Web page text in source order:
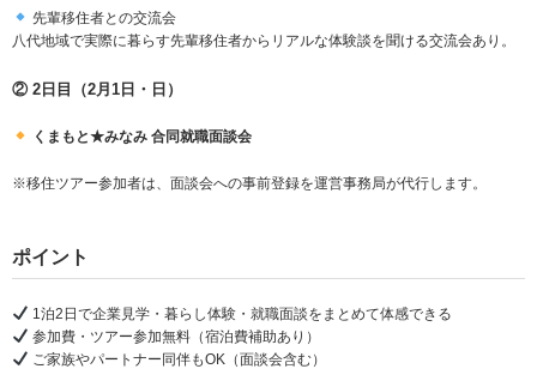
先輩移住者との交流会
八代地域で実際に暮らす先輩移住者からリアルな体験談を聞ける交流会あり。
② 2日目（2月1日・日）
くまもと★みなみ 合同就職面談会
※移住ツアー参加者は、面談会への事前登録を運営事務局が代行します。
ポイント
1泊2日で企業見学・暮らし体験・就職面談をまとめて体感できる
参加費・ツアー参加無料（宿泊費補助あり）
ご家族やパートナー同伴もOK（面談会含む）